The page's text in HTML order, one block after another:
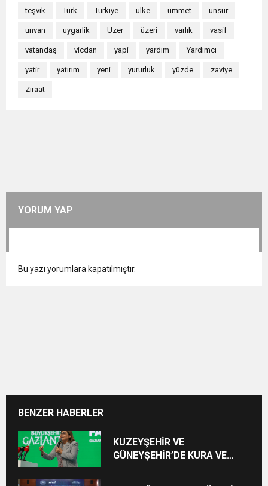
teşvik Türk Türkiye ülke ummet unsur
unvan uygarlik Uzer üzeri varlık vasif
vatandaş vicdan yapi yardım Yardımcı
yatir yatırım yeni yururluk yüzde zaviye
Ziraat
YORUM YAP
Bu yazı yorumlara kapatılmıştır.
BENZER HABERLER
KUZEYŞEHİR VE
GÜNEYŞEHİR’DE KURA VE